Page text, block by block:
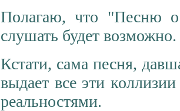
Полагаю, что "Песню о
слушать будет возможно.
Кстати, сама песня,
выдает все эти
реальностями.